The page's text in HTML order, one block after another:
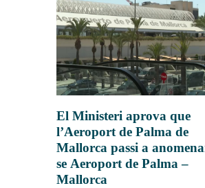
El Ministeri aprova que
l’Aeroport de Palma de
Mallorca passi a
se Aeroport de Palma –
Mallorca